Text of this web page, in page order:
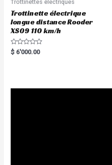
Trottinettes électriques
Trottinette électrique
longue distance Rooder
XS09 110 km/h
R
a
$ 6'000.00